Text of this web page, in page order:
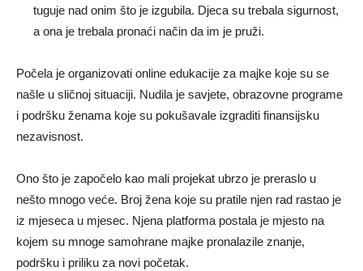
tuguje nad onim što je izgubila. Djeca su trebala sigurnost,
a ona je trebala pronaći način da im je pruži.
Počela je organizovati online edukacije za majke koje su se
našle u sličnoj situaciji. Nudila je savjete, obrazovne programe
i podršku ženama koje su pokušavale izgraditi finansijsku
nezavisnost.
Ono što je započelo kao mali projekat ubrzo je preraslo u
nešto mnogo veće. Broj žena koje su pratile njen rad rastao je
iz mjeseca u mjesec. Njena platforma postala je mjesto na
kojem su mnoge samohrane majke pronalazile znanje,
podršku i priliku za novi početak.